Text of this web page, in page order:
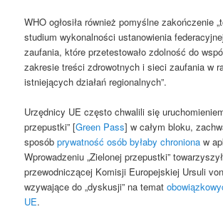
WHO ogłosiła również pomyślne zakończenie
studium wykonalności ustanowienia
zaufania, które przetestowało zdolność do
zakresie treści zdrowotnych i sieci zaufania w
istniejących działań regionalnych”.
Urzędnicy UE często chwalili się
przepustki” [Green Pass] w całym bloku,
sposóbprywatność osób byłaby chroniona w
Wprowadzeniu „Zielonej przepustki”
przewodniczącej Komisji Europejskiej Ursuli
wzywające do „dyskusji” na temat
UE.